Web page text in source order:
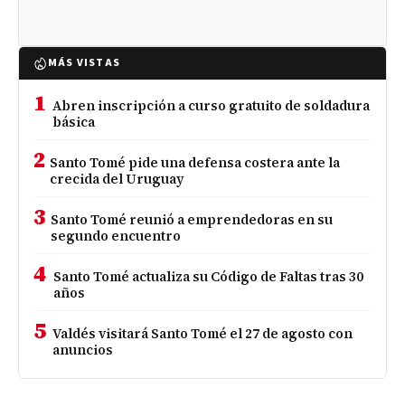
MÁS VISTAS
1 Abren inscripción a curso gratuito de soldadura
básica
2 Santo Tomé pide una defensa costera ante la
crecida del Uruguay
3 Santo Tomé reunió a emprendedoras en su
segundo encuentro
4 Santo Tomé actualiza su Código de Faltas tras 30
años
5 Valdés visitará Santo Tomé el 27 de agosto con
anuncios